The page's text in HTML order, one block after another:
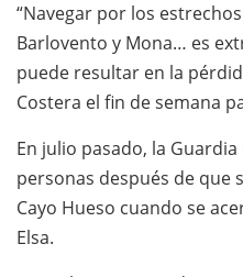
“Navegar por los
Barlovento y Mona… es
puede resultar en la
Costera el fin de semana
En julio pasado, la
personas después de que
Cayo Hueso cuando se
Elsa.